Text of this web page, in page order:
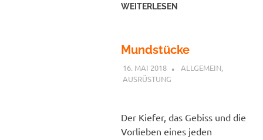
WEITERLESEN
Mundstücke
16. MAI 2018 PETER
ALLGEMEIN,
AUSRÜSTUNG
Der Kiefer, das Gebiss und die
Vorlieben eines jeden